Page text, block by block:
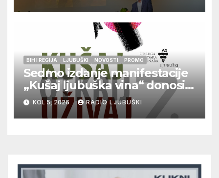
BIH I REGIJA LJUBUŠKI NOVOSTI PROMO
Sedmo izdanje manifestacije
„Kušaj ljubuška vina“ donosi
vrhunska vina, gastronomiju i
glazbu
KOL 5, 2026 RADIO LJUBUŠKI